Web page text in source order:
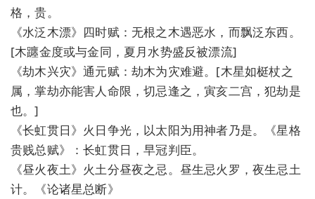
格，贵。
《水泛木漂》四时赋：无根之木遇恶水，而飘泛东西。
[木躔金度或与金同，夏月水势盛反被漂流]
《劫木兴灾》通元赋：劫木为灾难避。[木星如梃杖之
属，掌劫亦能害人命限，切忌逢之，寅亥二宫，犯劫是
也。]
《长虹贯日》火日争光，以太阳为用神者乃是。《星格
贵贱总赋》：长虹贯日，早冠判臣。
《昼火夜土》火土分昼夜之忌。昼生忌火罗，夜生忌土
计。《论诸星总断》